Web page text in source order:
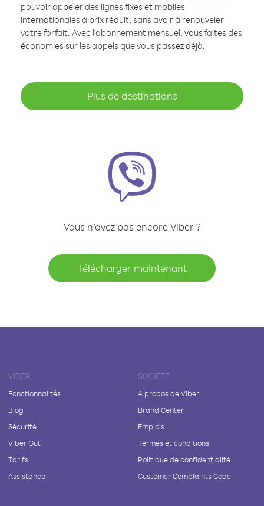
pouvoir appeler des lignes fixes et mobiles
internationales à prix réduit, sans avoir à renouveler
votre forfait. Avec l'abonnement mensuel, vous faites des
économies sur les appels que vous passez déjà.
Plus de destinations
Vous n’avez pas encore Viber ?
Télécharger maintenant
VIBER
Fonctionnalités
Blog
Sécurité
Viber Out
Tarifs
Assistance
SOCIÉTÉ
À propos de Viber
Brand Center
Emplois
Termes et conditions
Politique de confidentialité
Customer Complaints Code